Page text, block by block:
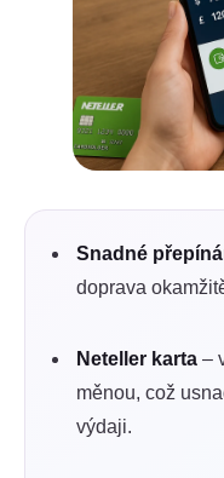
Snadné
doprava
Neteller karta –
měnou, což
výdaji.